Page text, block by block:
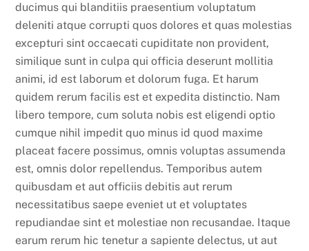
ducimus qui blanditiis praesentium voluptatum
deleniti atque corrupti quos dolores et quas molestias
excepturi sint occaecati cupiditate non provident,
similique sunt in culpa qui officia deserunt mollitia
animi, id est laborum et dolorum fuga. Et harum
quidem rerum facilis est et expedita distinctio. Nam
libero tempore, cum soluta nobis est eligendi optio
cumque nihil impedit quo minus id quod maxime
placeat facere possimus, omnis voluptas assumenda
est, omnis dolor repellendus. Temporibus autem
quibusdam et aut officiis debitis aut rerum
necessitatibus saepe eveniet ut et voluptates
repudiandae sint et molestiae non recusandae. Itaque
earum rerum hic tenetur a sapiente delectus, ut aut